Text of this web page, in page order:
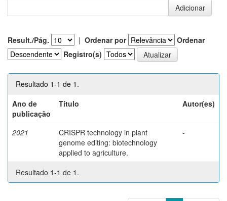
Result./Pág. | Ordenar por
Ordenar
Registro(s)
Resultado 1-1 de 1.
Ano de
publicação
Título Autor(es)
2021
CRISPR technology in plant
genome editing: biotechnology
applied to agriculture.
-
Resultado 1-1 de 1.